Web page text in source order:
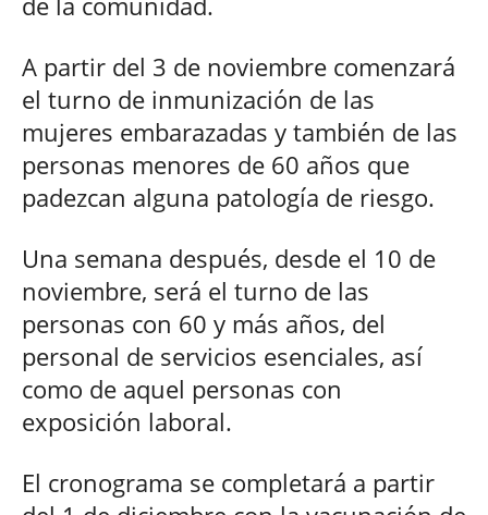
A partir del 3 de noviembre comenzará
el turno de inmunización de las
mujeres embarazadas y también de las
personas menores de 60 años que
padezcan alguna patología de riesgo.
Una semana después, desde el 10 de
noviembre, será el turno de las
personas con 60 y más años, del
personal de servicios esenciales, así
como de aquel personas con
exposición laboral.
El cronograma se completará a partir